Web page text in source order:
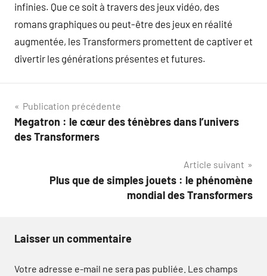
infinies. Que ce soit à travers des jeux vidéo, des
romans graphiques ou peut-être des jeux en réalité
augmentée, les Transformers promettent de captiver et
divertir les générations présentes et futures.
Navigation
de
Publication précédente
Megatron : le cœur des ténèbres dans l’univers
des Transformers
Article suivant
Plus que de simples jouets : le phénomène
mondial des Transformers
Laisser un commentaire
Votre adresse e-mail ne sera pas publiée. Les champs